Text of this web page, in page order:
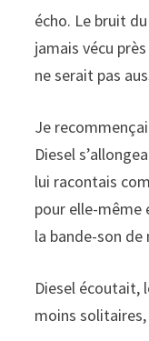
écho. Le bruit
jamais vécu
ne serait pas
Je
Diesel
lui racontais
pour elle-même
la bande-son
Diesel écoutait,
moins